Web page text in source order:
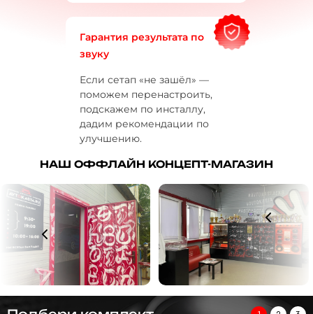
Гарантия результата по
звуку
Если сетап «не зашёл» —
поможем перенастроить,
подскажем по инсталлу,
дадим рекомендации по
улучшению.
НАШ ОФФЛАЙН КОНЦЕПТ-МАГАЗИН